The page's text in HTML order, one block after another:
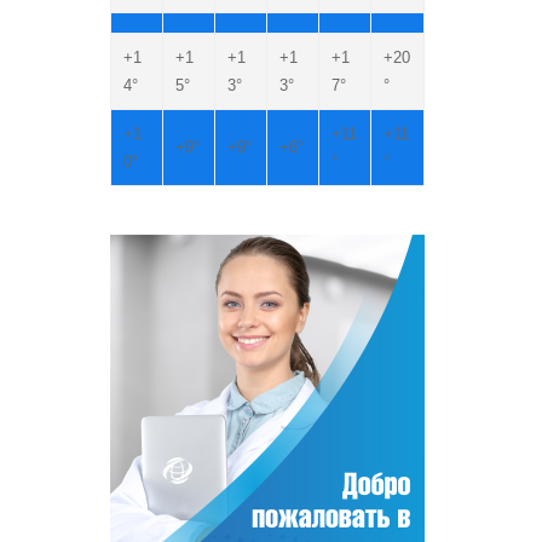
+1
4°
+1
5°
+1
3°
+1
3°
+1
7°
+20
°
+1
0°
+9° +9° +6°
+11
°
+11
°